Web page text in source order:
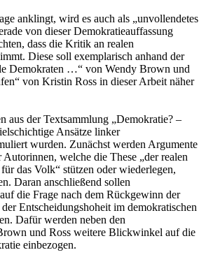
anklingt, wird es auch als „unvollendetes
von dieser Demokratieauffassung
dass die Kritik an realen
Diese soll exemplarisch anhand der
Demokraten …“ von Wendy Brown und
von Kristin Ross in dieser Arbeit näher
aus der Textsammlung „Demokratie? –
Ansätze linker
wurden. Zunächst werden Argumente
welche die These „der realen
das Volk“ stützen oder wiederlegen,
Daran anschließend sollen
die Frage nach dem Rückgewinn der
Entscheidungshoheit im demokratischen
Dafür werden neben den
und Ross weitere Blickwinkel auf die
einbezogen.